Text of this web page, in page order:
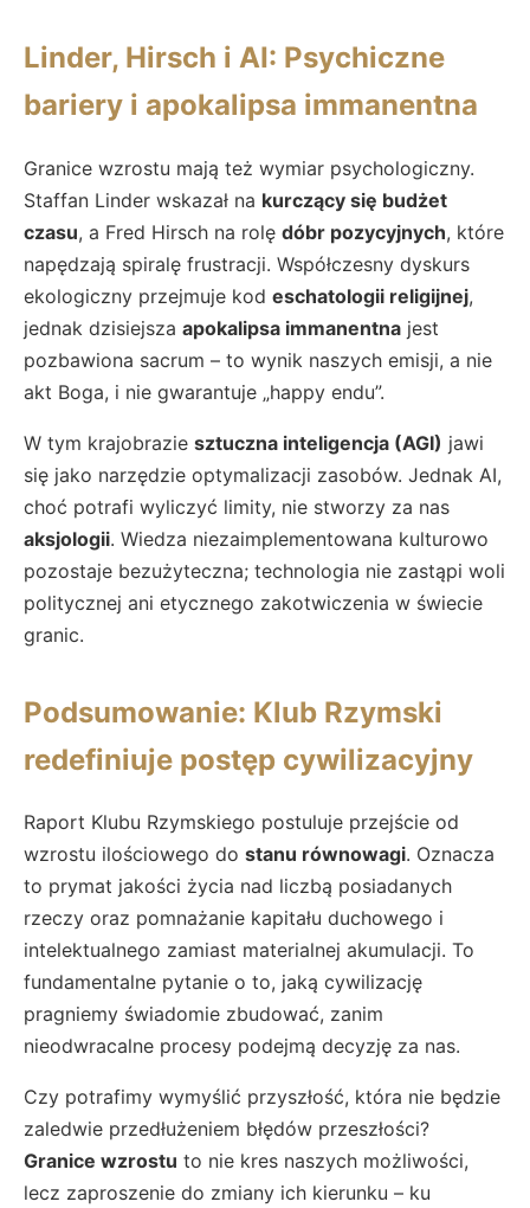
Linder, Hirsch i AI: Psychiczne
bariery i apokalipsa immanentna
Granice wzrostu mają też wymiar psychologiczny.
Staffan Linder wskazał na kurczący się budżet
czasu, a Fred Hirsch na rolę dóbr pozycyjnych, które
napędzają spiralę frustracji. Współczesny dyskurs
ekologiczny przejmuje kod eschatologii religijnej,
jednak dzisiejsza apokalipsa immanentna jest
pozbawiona sacrum – to wynik naszych emisji, a nie
akt Boga, i nie gwarantuje „happy endu”.
W tym krajobrazie sztuczna inteligencja (AGI) jawi
się jako narzędzie optymalizacji zasobów. Jednak AI,
choć potrafi wyliczyć limity, nie stworzy za nas
aksjologii. Wiedza niezaimplementowana kulturowo
pozostaje bezużyteczna; technologia nie zastąpi woli
politycznej ani etycznego zakotwiczenia w świecie
granic.
Podsumowanie: Klub Rzymski
redefiniuje postęp cywilizacyjny
Raport Klubu Rzymskiego postuluje przejście od
wzrostu ilościowego do stanu równowagi. Oznacza
to prymat jakości życia nad liczbą posiadanych
rzeczy oraz pomnażanie kapitału duchowego i
intelektualnego zamiast materialnej akumulacji. To
fundamentalne pytanie o to, jaką cywilizację
pragniemy świadomie zbudować, zanim
nieodwracalne procesy podejmą decyzję za nas.
Czy potrafimy wymyślić przyszłość, która nie będzie
zaledwie przedłużeniem błędów przeszłości?
Granice wzrostu to nie kres naszych możliwości,
lecz zaproszenie do zmiany ich kierunku – ku